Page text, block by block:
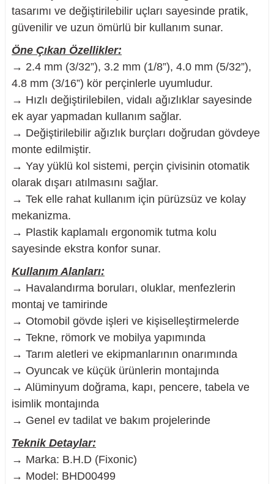
ve Lehim Teli
tasarımı ve değiştirilebilir uçları sayesinde pratik,
güvenilir ve uzun ömürlü bir kullanım sunar.
Öne Çıkan Özellikler:
→ 2.4 mm (3/32”), 3.2 mm (1/8”), 4.0 mm (5/32”),
4.8 mm (3/16”) kör perçinlerle uyumludur.
→ Hızlı değiştirilebilen, vidalı ağızlıklar sayesinde
ek ayar yapmadan kullanım sağlar.
→ Değiştirilebilir ağızlık burçları doğrudan gövdeye
monte edilmiştir.
→ Yay yüklü kol sistemi, perçin çivisinin otomatik
olarak dışarı atılmasını sağlar.
→ Tek elle rahat kullanım için pürüzsüz ve kolay
mekanizma.
→ Plastik kaplamalı ergonomik tutma kolu
sayesinde ekstra konfor sunar.
Kullanım Alanları:
→ Havalandırma boruları, oluklar, menfezlerin
montaj ve tamirinde
→ Otomobil gövde işleri ve kişiselleştirmelerde
→ Tekne, römork ve mobilya yapımında
→ Tarım aletleri ve ekipmanlarının onarımında
→ Oyuncak ve küçük ürünlerin montajında
→ Alüminyum doğrama, kapı, pencere, tabela ve
isimlik montajında
→ Genel ev tadilat ve bakım projelerinde
Teknik Detaylar:
→ Marka: B.H.D (Fixonic)
→ Model: BHD00499